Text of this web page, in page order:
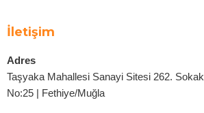
İletişim
Adres
Taşyaka Mahallesi Sanayi Sitesi 262. Sokak
No:25 | Fethiye/Muğla